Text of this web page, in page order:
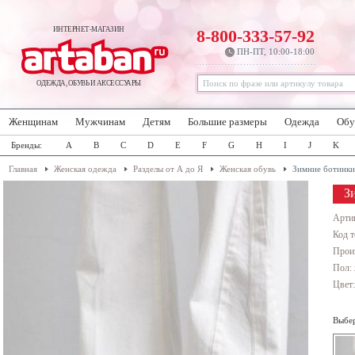
ИНТЕРНЕТ-МАГАЗИН
ОДЕЖДА, ОБУВЬ И АКСЕССУАРЫ
8-800-333-57-92
ПН-ПТ, 10:00-18:00
Женщинам Мужчинам Детям Большие размеры Одежда
Бренды: A B C D E F G H I J K
Главная Женская одежда Разделы от А до Я Женская обувь Зимние ботинки
Код
Пол: